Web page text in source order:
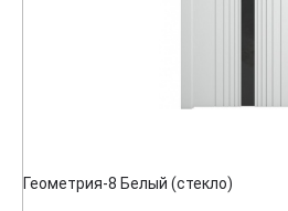
Геометрия-8 Белый (стекло)